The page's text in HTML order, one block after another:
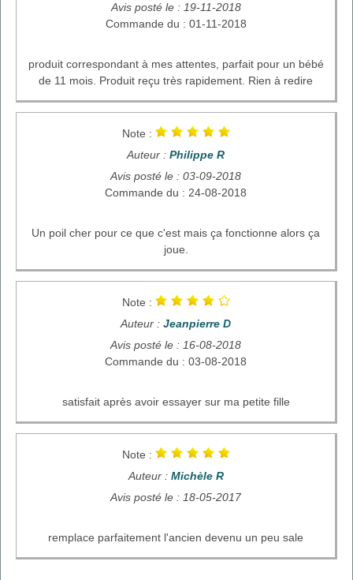
Avis posté le : 19-11-2018
Commande du : 01-11-2018
produit correspondant à mes attentes, parfait pour un bébé
de 11 mois. Produit reçu très rapidement. Rien à redire
Note :
Auteur : Philippe R
Avis posté le : 03-09-2018
Commande du : 24-08-2018
Un poil cher pour ce que c'est mais ça fonctionne alors ça
joue.
Note :
Auteur : Jeanpierre D
Avis posté le : 16-08-2018
Commande du : 03-08-2018
satisfait après avoir essayer sur ma petite fille
Note :
Auteur : Michèle R
Avis posté le : 18-05-2017
remplace parfaitement l'ancien devenu un peu sale